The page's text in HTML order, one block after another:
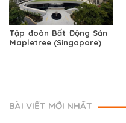
Tập đoàn Bất Động Sản
Mapletree (Singapore)
BÀI VIẾT MỚI NHẤT